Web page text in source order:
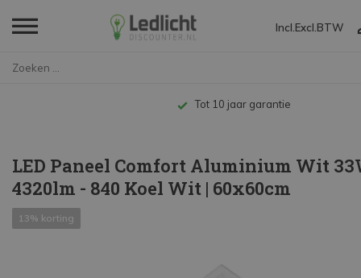
Incl. Excl. BTW
Tot 10 jaar garantie
LED Paneel Comfort Aluminium Wit
4320lm - 840 Koel Wit | 60x60cm
13% korting